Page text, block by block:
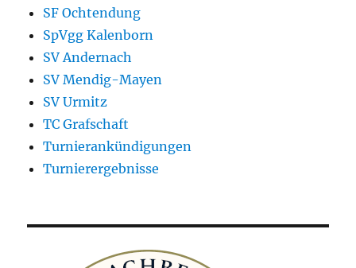
SF Ochtendung
SpVgg Kalenborn
SV Andernach
SV Mendig-Mayen
SV Urmitz
TC Grafschaft
Turnierankündigungen
Turnierergebnisse